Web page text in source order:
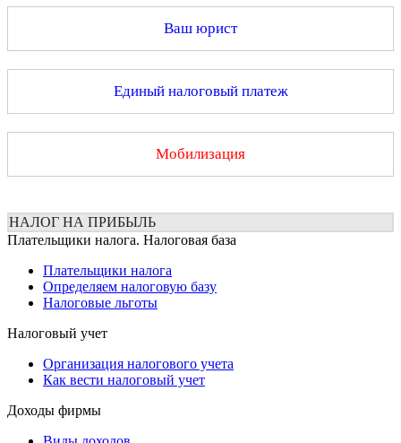
Ваш юрист
Единый налоговый платеж
Мобилизация
НАЛОГ НА ПРИБЫЛЬ
Плательщики налога. Налоговая база
Плательщики налога
Определяем налоговую базу
Налоговые льготы
Налоговый учет
Организация налогового учета
Как вести налоговый учет
Доходы фирмы